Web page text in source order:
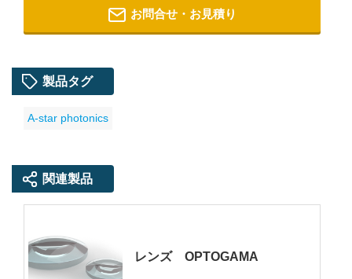
お問合せ・お見積り
製品タグ
A-star photonics
関連製品
レンズ OPTOGAMA